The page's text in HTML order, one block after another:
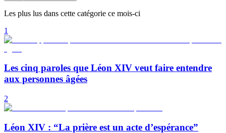
Les plus lus dans cette catégorie ce mois-ci
1
Les cinq paroles que Léon XIV veut faire entendre
aux personnes âgées
2
Léon XIV : “La prière est un acte d’espérance”